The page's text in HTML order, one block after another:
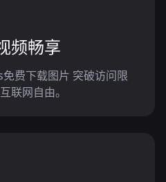
频畅享
费下载图片 突破访问限
联网自由。